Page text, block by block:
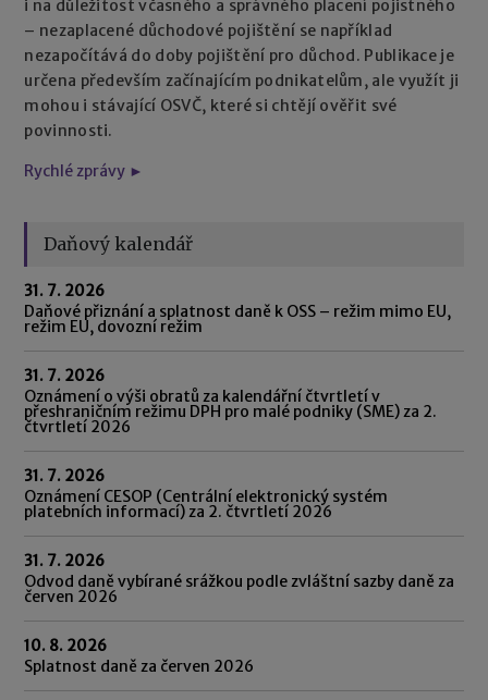
i na důležitost včasného a správného placení pojistného
– nezaplacené důchodové pojištění se například
nezapočítává do doby pojištění pro důchod. Publikace je
určena především začínajícím podnikatelům, ale využít ji
mohou i stávající OSVČ, které si chtějí ověřit své
povinnosti.
Rychlé zprávy ►
Daňový kalendář
31. 7. 2026
Daňové přiznání a splatnost daně k OSS – režim mimo EU,
režim EU, dovozní režim
31. 7. 2026
Oznámení o výši obratů za kalendářní čtvrtletí v
přeshraničním režimu DPH pro malé podniky (SME) za 2.
čtvrtletí 2026
31. 7. 2026
Oznámení CESOP (Centrální elektronický systém
platebních informací) za 2. čtvrtletí 2026
31. 7. 2026
Odvod daně vybírané srážkou podle zvláštní sazby daně za
červen 2026
10. 8. 2026
Splatnost daně za červen 2026